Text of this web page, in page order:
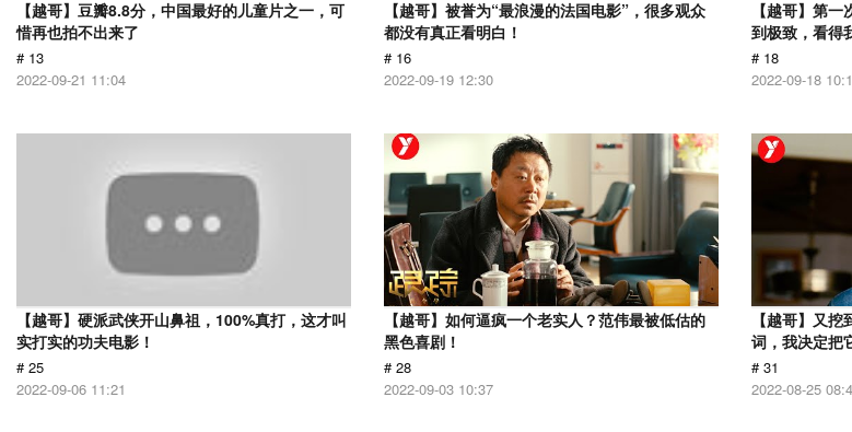
【越哥】豆瓣8.8分，中国最好的儿童片之一，可
惜再也拍不出来了
# 13
2022-09-21 11:04
【越哥】被誉为“最浪漫的法国电影”，很多观众
都没有真正看明白！
# 16
2022-09-19 12:30
【越哥】第
到极致，看得
# 18
2022-09-18
【越哥】硬派武侠开山鼻祖，100%真打，这才叫
实打实的功夫电影！
# 25
2022-09-06 11:21
【越哥】如何逼疯一个老实人？范伟最被低估的
黑色喜剧！
# 28
2022-09-03 10:37
【越哥】又
词，我决定把
# 31
2022-08-25